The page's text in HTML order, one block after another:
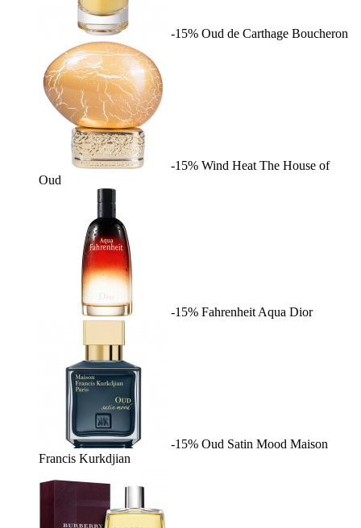
-15% Oud de Carthage Boucheron
-15% Wind Heat The House of
Oud
-15% Fahrenheit Aqua Dior
-15% Oud Satin Mood Maison
Francis Kurkdjian